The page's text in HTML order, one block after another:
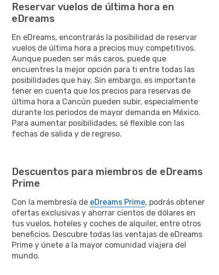
Reservar vuelos de última hora en
eDreams
En eDreams, encontrarás la posibilidad de reservar
vuelos de última hora a precios muy competitivos.
Aunque pueden ser más caros, puede que
encuentres la mejor opción para ti entre todas las
posibilidades que hay. Sin embargo, es importante
tener en cuenta que los precios para reservas de
última hora a Cancún pueden subir, especialmente
durante los periodos de mayor demanda en México.
Para aumentar posibilidades, sé flexible con las
fechas de salida y de regreso.
Descuentos para miembros de eDreams
Prime
Con la membresía de eDreams Prime, podrás obtener
ofertas exclusivas y ahorrar cientos de dólares en
tus vuelos, hoteles y coches de alquiler, entre otros
beneficios. Descubre todas las ventajas de eDreams
Prime y únete a la mayor comunidad viajera del
mundo.